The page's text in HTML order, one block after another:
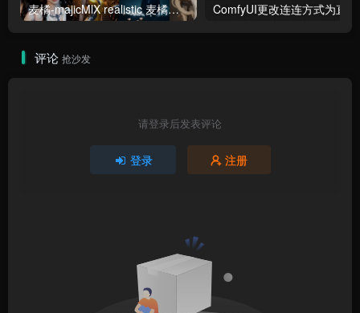
麦橘-majicMlX realistic 麦橘写实V7模型
评论 抢沙发
请登录后发表评论
登录 注册